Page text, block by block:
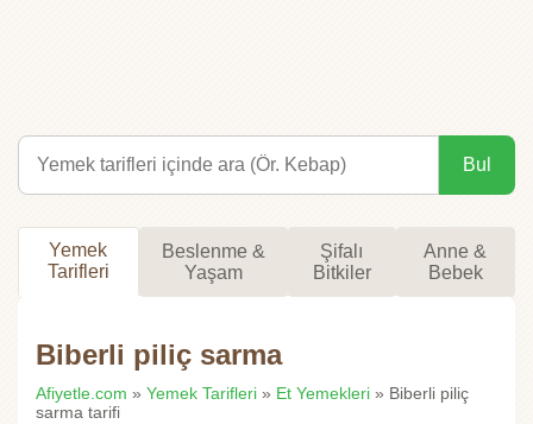
Bul
Yemek
Tarifleri
Beslenme &
Yaşam
Şifalı
Bitkiler
Anne &
Bebek
Biberli piliç sarma
Afiyetle.com » Yemek Tarifleri » Et Yemekleri » Biberli piliç
sarma tarifi